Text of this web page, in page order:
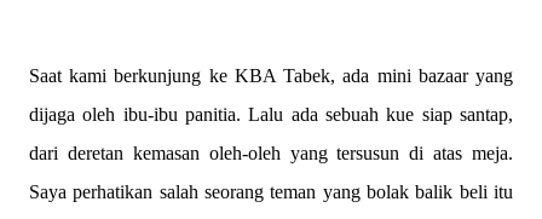
Saat kami berkunjung ke KBA Tabek, ada mini bazaar yang
dijaga oleh ibu-ibu panitia. Lalu ada sebuah kue siap santap,
dari deretan kemasan oleh-oleh yang tersusun di atas meja.
Saya perhatikan salah seorang teman yang bolak balik beli itu